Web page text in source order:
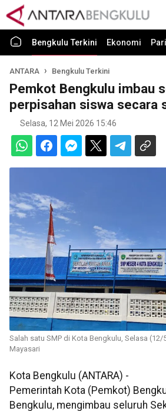
Bengkulu Terkini Ekonomi
ANTARA Bengkulu Terkini
Pemkot Bengkulu imbau
perpisahan siswa secara
Selasa, 12 Mei 2026 15:46
Salah satu SMP di Kota Bengkulu, Selasa
Mayasari
Kota Bengkulu (ANTARA) -
Pemerintah Kota (Pemkot)
Bengkulu, mengimbau seluruh